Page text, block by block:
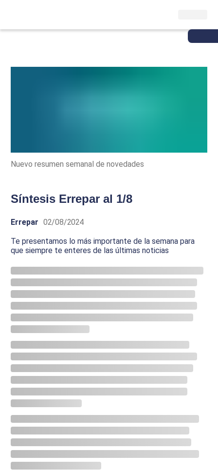
Nuevo resumen semanal de novedades
Síntesis Errepar al 1/8
Errepar 02/08/2024
Te presentamos lo más importante de la semana para
que siempre te enteres de las últimas noticias